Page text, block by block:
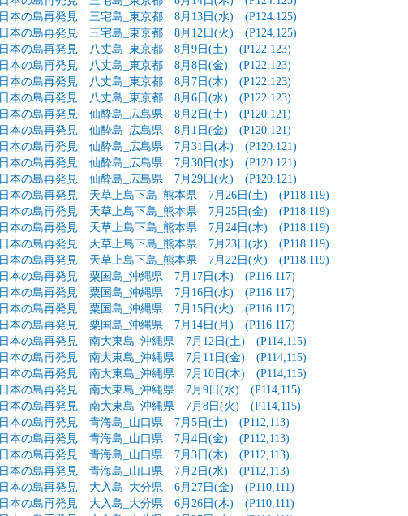
日本の島再発見 三宅島_東京都 8月13日(水) (P124.125)
日本の島再発見 三宅島_東京都 8月12日(火) (P124.125)
日本の島再発見 八丈島_東京都 8月9日(土) (P122.123)
日本の島再発見 八丈島_東京都 8月8日(金) (P122.123)
日本の島再発見 八丈島_東京都 8月7日(木) (P122.123)
日本の島再発見 八丈島_東京都 8月6日(水) (P122.123)
日本の島再発見 仙酔島_広島県 8月2日(土) (P120.121)
日本の島再発見 仙酔島_広島県 8月1日(金) (P120.121)
日本の島再発見 仙酔島_広島県 7月31日(木) (P120.121)
日本の島再発見 仙酔島_広島県 7月30日(水) (P120.121)
日本の島再発見 仙酔島_広島県 7月29日(火) (P120.121)
日本の島再発見 天草上島下島_熊本県 7月26日(土) (P118.119)
日本の島再発見 天草上島下島_熊本県 7月25日(金) (P118.119)
日本の島再発見 天草上島下島_熊本県 7月24日(木) (P118.119)
日本の島再発見 天草上島下島_熊本県 7月23日(水) (P118.119)
日本の島再発見 天草上島下島_熊本県 7月22日(火) (P118.119)
日本の島再発見 粟国島_沖縄県 7月17日(木) (P116.117)
日本の島再発見 粟国島_沖縄県 7月16日(水) (P116.117)
日本の島再発見 粟国島_沖縄県 7月15日(火) (P116.117)
日本の島再発見 粟国島_沖縄県 7月14日(月) (P116.117)
日本の島再発見 南大東島_沖縄県 7月12日(土) (P114,115)
日本の島再発見 南大東島_沖縄県 7月11日(金) (P114,115)
日本の島再発見 南大東島_沖縄県 7月10日(木) (P114,115)
日本の島再発見 南大東島_沖縄県 7月9日(水) (P114,115)
日本の島再発見 南大東島_沖縄県 7月8日(火) (P114,115)
日本の島再発見 青海島_山口県 7月5日(土) (P112,113)
日本の島再発見 青海島_山口県 7月4日(金) (P112,113)
日本の島再発見 青海島_山口県 7月3日(木) (P112,113)
日本の島再発見 青海島_山口県 7月2日(水) (P112,113)
日本の島再発見 大入島_大分県 6月27日(金) (P110,111)
日本の島再発見 大入島_大分県 6月26日(木) (P110,111)